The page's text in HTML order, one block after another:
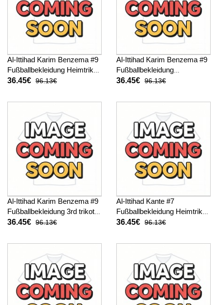
Al-Ittihad Karim Benzema #9
Fußballbekleidung Heimtrikot
Kinder 2025-26 Kurzarm (+
36.45€ 96.13€
Al-Ittihad Karim Benzema #9
Fußballbekleidung
Auswärtstrikot Kinder 2025-
36.45€ 96.13€
Al-Ittihad Karim Benzema #9
Fußballbekleidung 3rd trikot
Kinder 2025-26 Kurzarm (+
36.45€ 96.13€
Al-Ittihad Kante #7
Fußballbekleidung Heimtrikot
Kinder 2025-26 Kurzarm (+
36.45€ 96.13€